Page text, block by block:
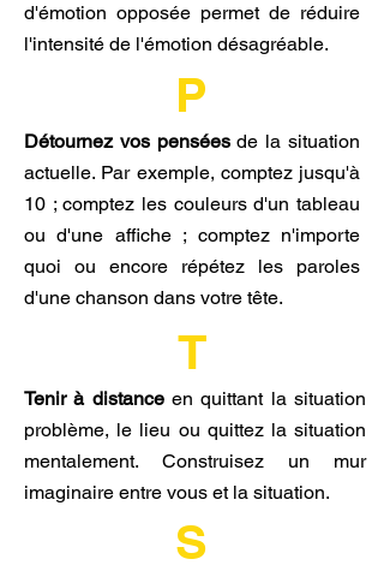
d'émotion opposée permet de réduire
l'intensité de l'émotion désagréable.
P
Détournez vos penséesde la situation
actuelle. Par exemple, comptez jusqu'à
10 ; comptez les couleurs d'un tableau
ou d'une affiche ; comptez n'importe
quoi ou encore répétez les paroles
d'une chanson dans votre tête.
T
Tenir à distance en quittant la situation
problème, le lieu ou quittez la situation
mentalement. Construisez un mur
imaginaire entre vous et la situation.
S